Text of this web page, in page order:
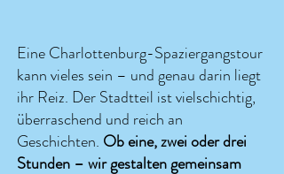
Eine Charlottenburg-Spaziergangstour
kann vieles sein – und genau darin liegt
ihr Reiz. Der Stadtteil ist vielschichtig,
überraschend und reich an
Geschichten. Ob eine, zwei oder drei
Stunden – wir gestalten gemeinsam